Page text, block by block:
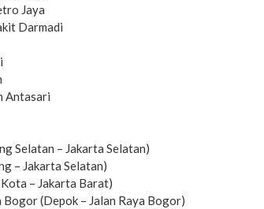
Jaya
Darmadi
Antasari
Selatan – Jakarta Selatan)
– Jakarta Selatan)
– Jakarta Barat)
Bogor (Depok – Jalan Raya Bogor)